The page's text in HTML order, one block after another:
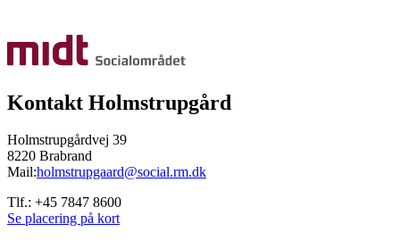
Kontakt Holmstrupgård
Holmstrupgårdvej 39
8220 Brabrand
Mail:holmstrupgaard@social.rm.dk
Tlf.: +45 7847 8600
Se placering på kort